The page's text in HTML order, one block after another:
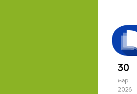
30
мар
2026